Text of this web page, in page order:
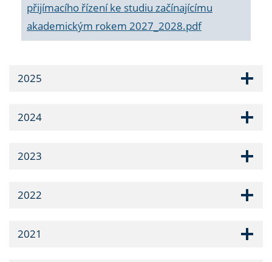
přijímacího řízení ke studiu začínajícímu
akademickým rokem 2027_2028.pdf
2025
2024
2023
2022
2021